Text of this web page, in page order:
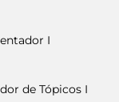
I
de Tópicos I